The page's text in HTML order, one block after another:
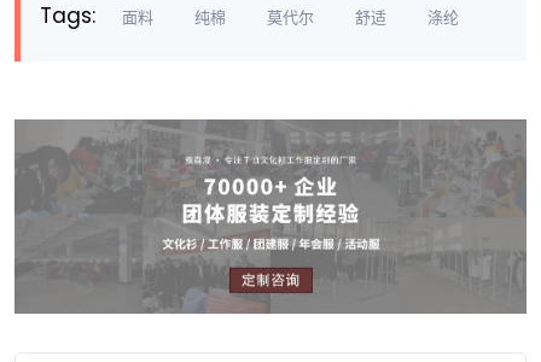
Tags: 面料 纯棉 莫代尔 舒适 涤纶